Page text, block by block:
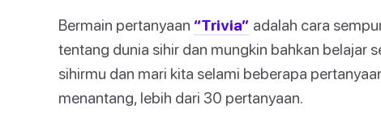
Bermain pertanyaan “Trivia” adalah cara
tentang dunia sihir dan mungkin bahkan belajar
sihirmu dan mari kita selami beberapa
menantang, lebih dari 30 pertanyaan.